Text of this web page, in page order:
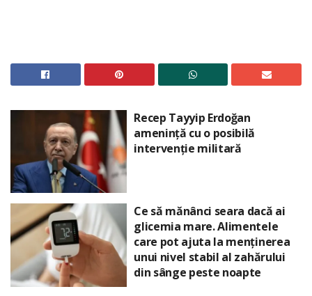
Recep Tayyip Erdoğan
amenință cu o posibilă
intervenție militară
Ce să mănânci seara dacă ai
glicemia mare. Alimentele
care pot ajuta la menținerea
unui nivel stabil al zahărului
din sânge peste noapte